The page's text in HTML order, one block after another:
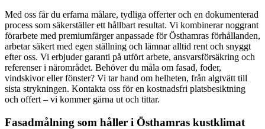
Med oss får du erfarna målare, tydliga offerter och en dokumenterad
process som säkerställer ett hållbart resultat. Vi kombinerar noggrant
förarbete med premiumfärger anpassade för Östhamras förhållanden,
arbetar säkert med egen ställning och lämnar alltid rent och snyggt
efter oss. Vi erbjuder garanti på utfört arbete, ansvarsförsäkring och
referenser i närområdet. Behöver du måla om fasad, foder,
vindskivor eller fönster? Vi tar hand om helheten, från algtvätt till
sista strykningen. Kontakta oss för en kostnadsfri platsbesiktning
och offert – vi kommer gärna ut och tittar.
Fasadmålning som håller i Östhamras kustklimat